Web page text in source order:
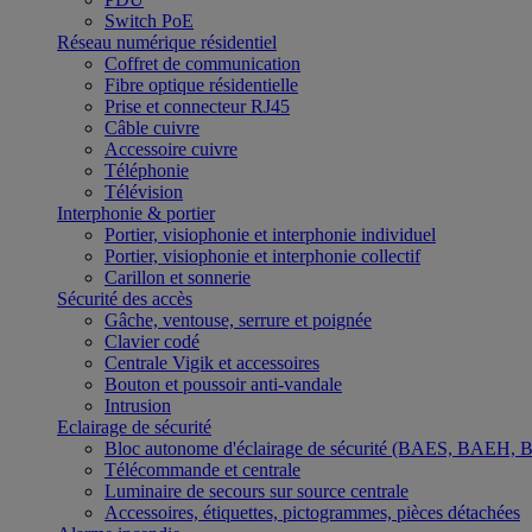
Switch PoE
Réseau numérique résidentiel
Coffret de communication
Fibre optique résidentielle
Prise et connecteur RJ45
Câble cuivre
Accessoire cuivre
Téléphonie
Télévision
Interphonie & portier
Portier, visiophonie et interphonie individuel
Portier, visiophonie et interphonie collectif
Carillon et sonnerie
Sécurité des accès
Gâche, ventouse, serrure et poignée
Clavier codé
Centrale Vigik et accessoires
Bouton et poussoir anti-vandale
Intrusion
Eclairage de sécurité
Bloc autonome d'éclairage de sécurité (BAES,
Télécommande et centrale
Luminaire de secours sur source centrale
Accessoires, étiquettes, pictogrammes, pièces détachées